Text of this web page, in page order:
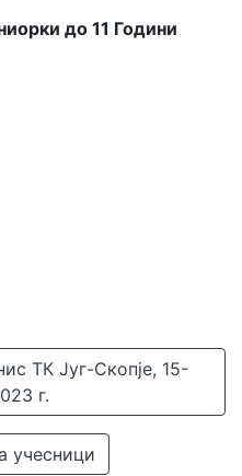
до 11 Години
ТК Југ-Скопје, 15-
г.
учесници